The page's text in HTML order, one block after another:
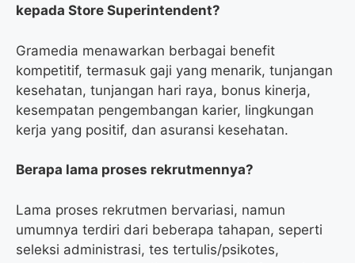
kepada Store Superintendent?
Gramedia menawarkan berbagai benefit
kompetitif, termasuk gaji yang menarik, tunjangan
kesehatan, tunjangan hari raya, bonus kinerja,
kesempatan pengembangan karier, lingkungan
kerja yang positif, dan asuransi kesehatan.
Berapa lama proses rekrutmennya?
Lama proses rekrutmen bervariasi, namun
umumnya terdiri dari beberapa tahapan, seperti
seleksi administrasi, tes tertulis/psikotes,